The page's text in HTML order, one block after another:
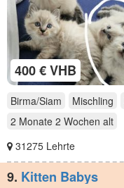
400 € VHB
Birma/Siam Mischling
2 Monate 2 Wochen alt
31275 Lehrte
9. Kitten Babys